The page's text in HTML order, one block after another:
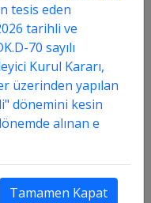
tesis eden
tarihli ve
70 sayılı
Kurul Kararı,
üzerinden yapılan
dönemini kesin
alınan e
Tamamen Kapat